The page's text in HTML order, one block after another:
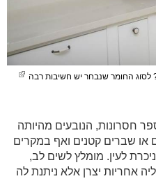
לסוג החומר שנבחר יש חשיבות רבה
חסרונות, הנובעים מהיותה
או שברים קטנים ואף במקרים
לעין. מומלץ לשים לב,
אחריות יצרן אלא ניתנת לה